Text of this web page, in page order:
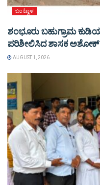
ಬಂಟ್ವಾಳ
ಶಂಭೂರು ಬಹುಗ್ರಾಮ
ಪರಿಶೀಲಿಸಿದ ಶಾಸಕ ಅಶೋಕ್
AUGUST 1, 2026